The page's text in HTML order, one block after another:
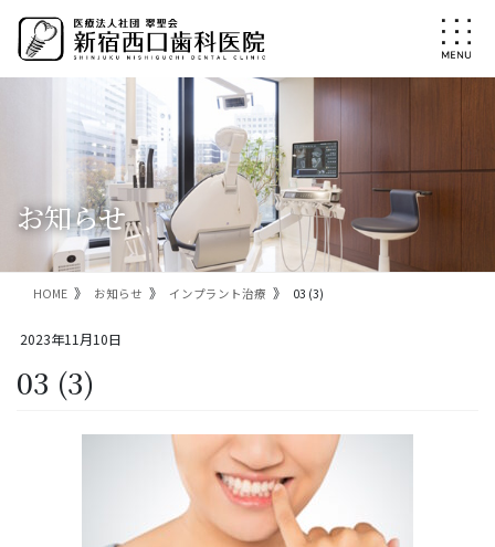
ン
ー
お知らせ
HOME お知らせ インプラント治療 03 (3)
2023年11月10日
03 (3)